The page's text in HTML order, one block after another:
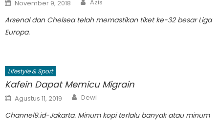
on
November 9, 2018 Azis
Arsenal dan Chelsea telah memastikan tiket ke-32 besar Liga
Europa.
Lifestyle & Sport
Kafein Dapat Memicu Migrain
Posted
on
Agustus 11, 2019 Author
Dewi
Channel9.id-Jakarta. Minum kopi terlalu banyak atau minum